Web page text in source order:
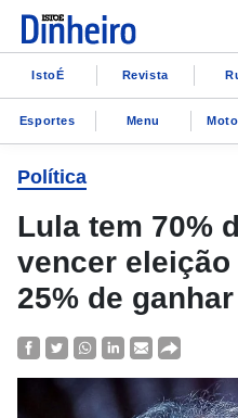
IstoÉ Revista
Esportes Menu
Política
Lula tem 70%
vencer eleição
25% de